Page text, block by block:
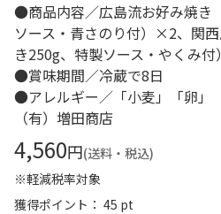
●商品内容／広島流お好み焼き
ソース・青さのり付）×2、関
き250g、特製ソース・やくみ
●賞味期間／冷蔵で8日
●アレルギー／「小麦」「卵」
（有）増田商店
4,560円(送料・税込)
※軽減税率対象
獲得ポイント： 45 pt